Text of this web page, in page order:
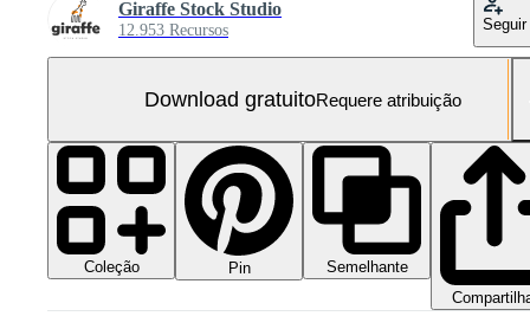
Giraffe Stock Studio
12.953 Recursos Seguir
Download gratuitoRequere atribuição
Coleção Pin
Semelhante